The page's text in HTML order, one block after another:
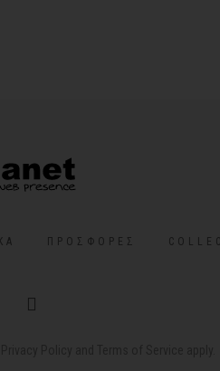
ΠΡΟΣΦΟΡΈΣ